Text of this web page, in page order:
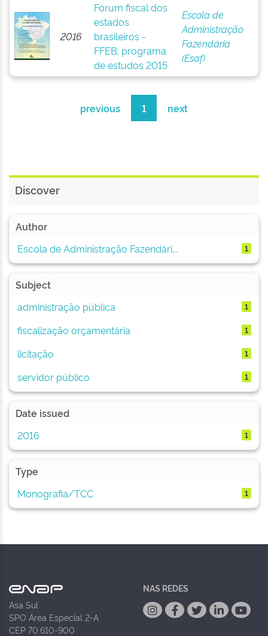
2016
Fórum fiscal dos
estados
brasileiros -
FFEB: programa
de estudos 2015
Escola de
Administração
Fazendária
(Esaf)
previous 1 next
Discover
Author
Escola de Administração Fazendári...
1
Subject
administração pública
1
fiscalização orçamentária 1
licitação 1
servidor público 1
Date issued
2016
1
Type
Monografia/TCC
1
Asa Sul
SPO Área Especial 2-A
CEP 70.610-900
NAS REDES